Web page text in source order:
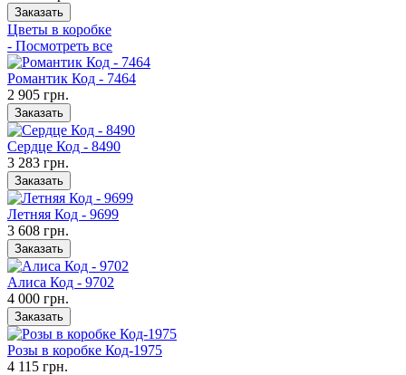
Заказать
Цветы в коробке
- Посмотреть все
Романтик Код - 7464
2 905 грн.
Заказать
Сердце Код - 8490
3 283 грн.
Заказать
Летняя Код - 9699
3 608 грн.
Заказать
Алиса Код - 9702
4 000 грн.
Заказать
Розы в коробке Код-1975
4 115 грн.